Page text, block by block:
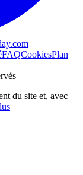
FAQCookiesPlan
du site et, avec